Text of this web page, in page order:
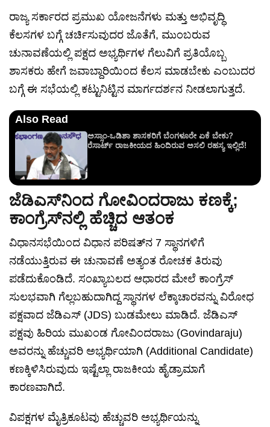
ರಾಜ್ಯ ಸರ್ಕಾರದ ಪ್ರಮುಖ ಯೋಜನೆಗಳು ಮತ್ತು ಅಭಿವೃದ್ಧಿ
ಕೆಲಸಗಳ ಬಗ್ಗೆ ಚರ್ಚಿಸುವುದರ ಜೊತೆಗೆ, ಮುಂಬರುವ
ಚುನಾವಣೆಯಲ್ಲಿ ಪಕ್ಷದ ಅಭ್ಯರ್ಥಿಗಳ ಗೆಲುವಿಗೆ ಪ್ರತಿಯೊಬ್ಬ
ಶಾಸಕರು ಹೇಗೆ ಜವಾಬ್ದಾರಿಯಿಂದ ಕೆಲಸ ಮಾಡಬೇಕು ಎಂಬುದರ
ಬಗ್ಗೆ ಈ ಸಭೆಯಲ್ಲಿ ಕಟ್ಟುನಿಟ್ಟಿನ ಮಾರ್ಗದರ್ಶನ ನೀಡಲಾಗುತ್ತದೆ.
Also Read
ಅಸ್ಸಾಂ-ಒಡಿಶಾ ಶಾಸಕರಿಗೆ ಬೆಂಗಳೂರೇ ಏಕೆ ಬೇಕು?
ರೆಸಾರ್ಟ್ ರಾಜಕೀಯದ ಹಿಂದಿರುವ ಅಸಲಿ ರಹಸ್ಯ ಇಲ್ಲಿದೆ!
ಜೆಡಿಎಸ್‌ನಿಂದ ಗೋವಿಂದರಾಜು ಕಣಕ್ಕೆ;
ಕಾಂಗ್ರೆಸ್‌ನಲ್ಲಿ ಹೆಚ್ಚಿದ ಆತಂಕ
ವಿಧಾನಸಭೆಯಿಂದ ವಿಧಾನ ಪರಿಷತ್‌ನ 7 ಸ್ಥಾನಗಳಿಗೆ
ನಡೆಯುತ್ತಿರುವ ಈ ಚುನಾವಣೆ ಅತ್ಯಂತ ರೋಚಕ ತಿರುವು
ಪಡೆದುಕೊಂಡಿದೆ. ಸಂಖ್ಯಾಬಲದ ಆಧಾರದ ಮೇಲೆ ಕಾಂಗ್ರೆಸ್
ಸುಲಭವಾಗಿ ಗೆಲ್ಲಬಹುದಾಗಿದ್ದ ಸ್ಥಾನಗಳ ಲೆಕ್ಕಾಚಾರವನ್ನು ವಿರೋಧ
ಪಕ್ಷವಾದ ಜೆಡಿಎಸ್ (JDS) ಬುಡಮೇಲು ಮಾಡಿದೆ. ಜೆಡಿಎಸ್
ಪಕ್ಷವು ಹಿರಿಯ ಮುಖಂಡ ಗೋವಿಂದರಾಜು (Govindaraju)
ಅವರನ್ನು ಹೆಚ್ಚುವರಿ ಅಭ್ಯರ್ಥಿಯಾಗಿ (Additional Candidate)
ಕಣಕ್ಕಿಳಿಸಿರುವುದು ಇಷ್ಟೆಲ್ಲಾ ರಾಜಕೀಯ ಹೈಡ್ರಾಮಾಗೆ
ಕಾರಣವಾಗಿದೆ.
ವಿಪಕ್ಷಗಳ ಮೈತ್ರಿಕೂಟವು ಹೆಚ್ಚುವರಿ ಅಭ್ಯರ್ಥಿಯನ್ನು